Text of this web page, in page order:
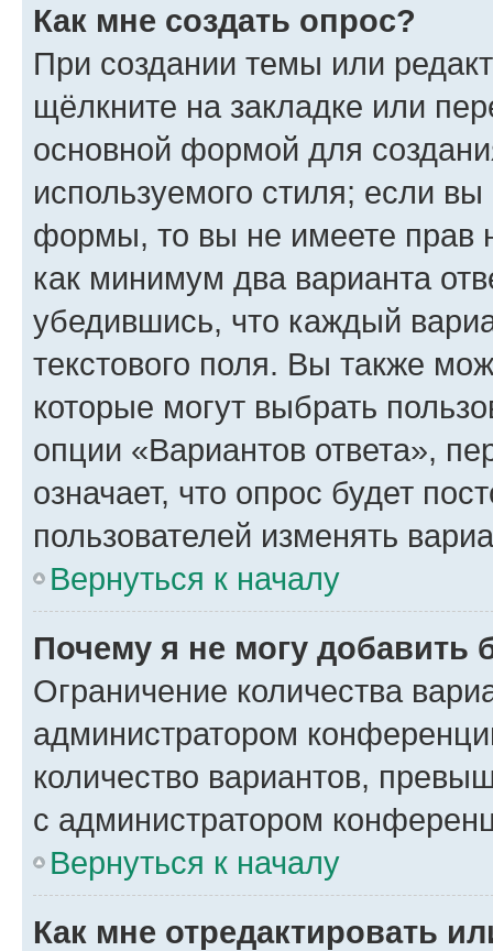
Как мне создать опрос?
При создании темы или
щёлкните на закладке или
основной формой для
используемого стиля; если
формы, то вы не имеете прав
как минимум два варианта
убедившись, что каждый
текстового поля. Вы также
которые могут выбрать
опции «Вариантов ответа»,
означает, что опрос будет
пользователей изменять
Вернуться к началу
Почему я не могу добавить
Ограничение количества
администратором
количество вариантов,
с администратором
Вернуться к началу
Как мне отредактировать